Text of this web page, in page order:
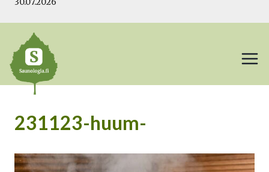
30.07.2026
231123-huum-